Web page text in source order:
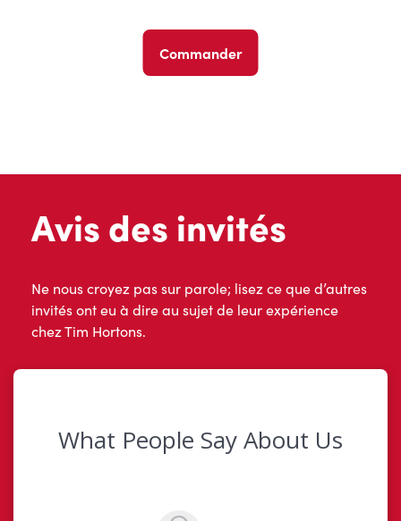
Commander
Avis des invités
Ne nous croyez pas sur parole; lisez ce que d’autres
invités ont eu à dire au sujet de leur expérience
chez Tim Hortons.